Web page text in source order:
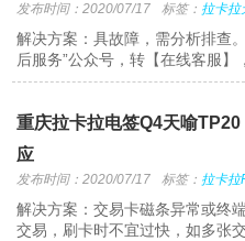
发布时间：2020/07/17 标签： 拉卡拉
解决方案：具故障，需分析排查
后服务”公众号，转【在线客服】
重庆拉卡拉电签Q4天喻
应
发布时间：2020/07/17 标签： 拉卡拉
解决方案：交易卡磁条异常或终
交易，刷卡时不宜过快，如多张